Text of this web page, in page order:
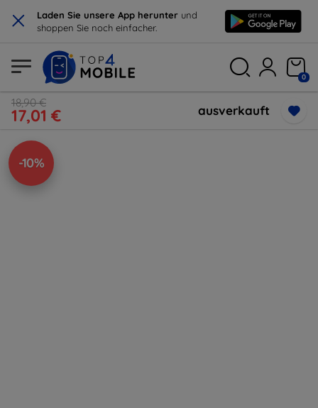
× Laden Sie unsere App herunter und
shoppen Sie noch einfacher.
0
18,90 €
17,01 € ausverkauft
-10%